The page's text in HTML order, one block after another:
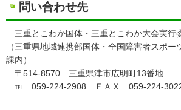
問い合わせ先
三重とこわか国体・三重とこわか大会実行
（三重県地域連携部国体・全国障害者スポ
課内）
〒514-8570 三重県津市広明町13番地
℡ 059-224-2908 ＦＡＸ 059-224-